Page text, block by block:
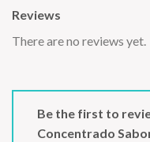
Reviews
There are no reviews yet.
Be the first to
Concentrado